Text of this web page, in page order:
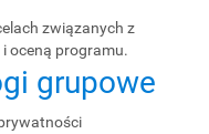
związanych z
oceną programu.
grupowe